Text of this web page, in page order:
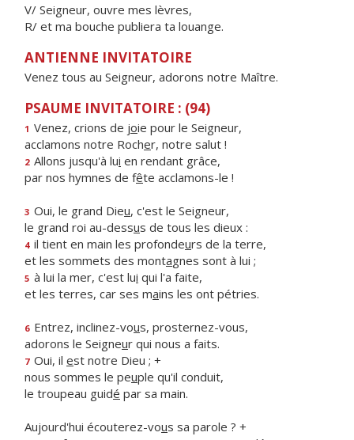
V/ Seigneur, ouvre mes lèvres,
R/ et ma bouche publiera ta louange.
ANTIENNE INVITATOIRE
Venez tous au Seigneur, adorons notre Maître.
PSAUME INVITATOIRE : (94)
1 Venez, crions de joie pour le Seigneur,
acclamons notre Rocher, notre salut !
2 Allons jusqu'à lui en rendant grâce,
par nos hymnes de fête acclamons-le !
3 Oui, le grand Dieu, c'est le Seigneur,
le grand roi au-dessus de tous les dieux :
4 il tient en main les profondeurs de la terre,
et les sommets des montagnes sont à lui ;
5 à lui la mer, c'est lui qui l'a faite,
et les terres, car ses mains les ont pétries.
6 Entrez, inclinez-vous, prosternez-vous,
adorons le Seigneur qui nous a faits.
7 Oui, il est notre Dieu ; +
nous sommes le peuple qu'il conduit,
le troupeau guidé par sa main.
Aujourd'hui écouterez-vous sa parole ? +